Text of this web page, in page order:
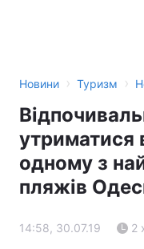
Новини › Туризм ›
утриматися
одному з
пляжів
14:58, 30.07.19 2